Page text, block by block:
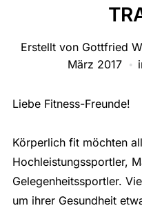
Erstellt von Gottfried
März 2017
Liebe Fitness-Freunde!
Körperlich fit möchten
Hochleistungssportler,
Gelegenheitssportler.
um ihrer Gesundheit